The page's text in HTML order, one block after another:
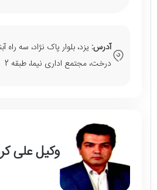
آدرس: یزد، بلوار پاک نژاد، سه راه
درخت، مجتمع اداری نیما، طبقه 2
وکیل علی